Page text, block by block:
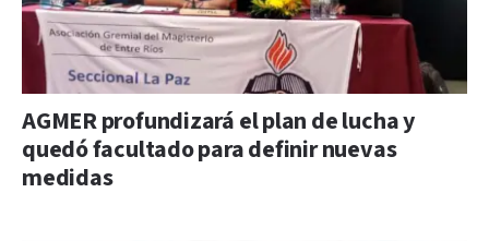
AGMER profundizará el plan de lucha y
quedó facultado para definir nuevas
medidas